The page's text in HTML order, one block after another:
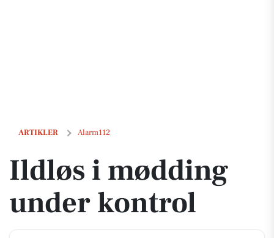
ARTIKLER Alarm112
Ildløs i mødding under kontrol
Ildløs i mødding
under kontrol